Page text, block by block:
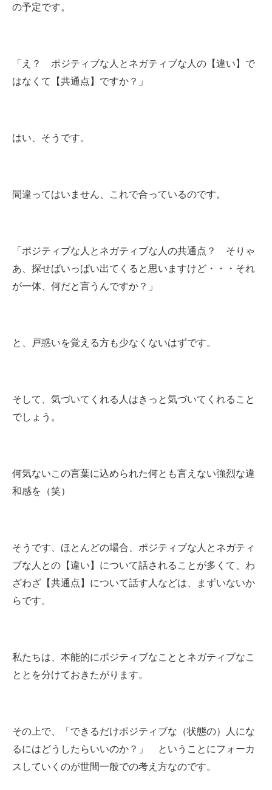
の予定です。
「え？ ポジティブな人とネガティブな人の【違い】で
はなくて【共通点】ですか？」
はい、そうです。
間違ってはいません、これで合っているのです。
「ポジティブな人とネガティブな人の共通点？ そりゃ
あ、探せばいっぱい出てくると思いますけど・・・それ
が一体、何だと言うんですか？」
と、戸惑いを覚える方も少なくないはずです。
そして、気づいてくれる人はきっと気づいてくれること
でしょう。
何気ないこの言葉に込められた何とも言えない強烈な違
和感を（笑）
そうです、ほとんどの場合、ポジティブな人とネガティ
ブな人との【違い】について話されることが多くて、わ
ざわざ【共通点】について話す人などは、まずいないか
らです。
私たちは、本能的にポジティブなこととネガティブなこ
ととを分けておきたがります。
その上で、「できるだけポジティブな（状態の）人にな
るにはどうしたらいいのか？」 ということにフォーカ
スしていくのが世間一般での考え方なのです。